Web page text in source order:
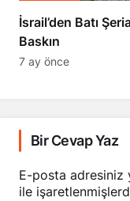
​​​​​​​İsrail’den Batı
Baskın
7 ay önce
Bir Cevap Yaz
E-posta adresiniz
ile